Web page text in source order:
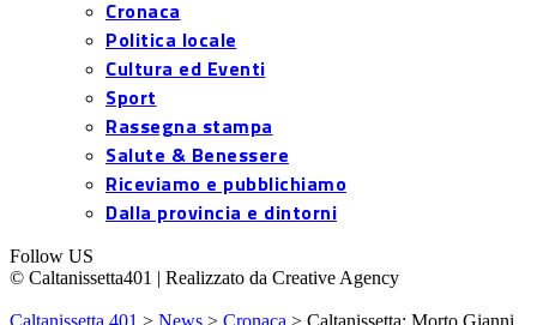
Cronaca
Politica locale
Cultura ed Eventi
Sport
Rassegna stampa
Salute & Benessere
Riceviamo e pubblichiamo
Dalla provincia e dintorni
Follow US
© Caltanissetta401 | Realizzato da Creative Agency
Caltanissetta 401 > News > Cronaca > Caltanissetta: Morto Gianni